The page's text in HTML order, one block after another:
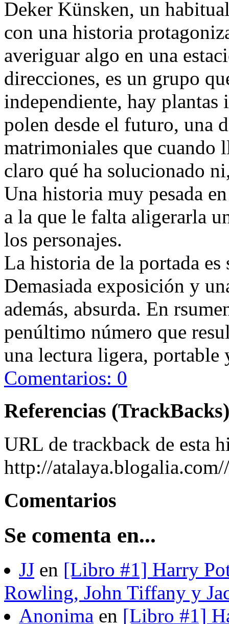
Deker Künsken, un
con una historia
averiguar algo en una
direcciones, es un grupo
independiente, hay plantas
polen desde el futuro, una
matrimoniales que cuando
claro qué ha solucionado
Una historia muy pesada
a la que le falta aligerarla
los personajes.
La historia de la portada
Demasiada exposición y
además, absurda. En
penúltimo número que
una lectura ligera, portable
Comentarios: 0
Referencias (TrackBacks)
URL de trackback de esta
http://
Comentarios
Se comenta en...
JJ en [Libro #1] Harry
Rowling, John Tiffany y
Anonima en [Libro #1]